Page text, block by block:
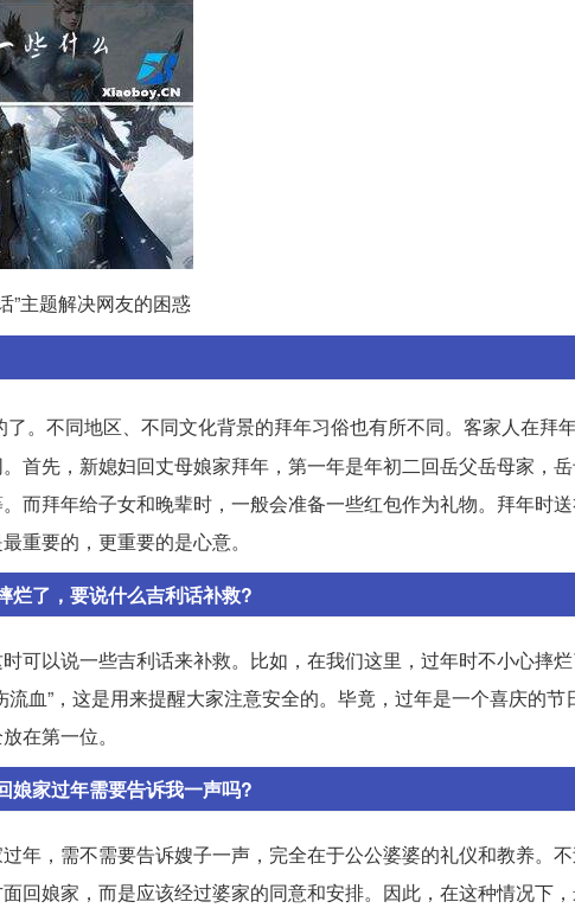
”主题解决网友的困惑
了。不同地区、不同文化背景的拜年习俗也有所不同。客家人在拜
首先，新媳妇回丈母娘家拜年，第一年是年初二回岳父岳母家，
而拜年给子女和晚辈时，一般会准备一些红包作为礼物。拜年时
重要的，更重要的是心意。
烂了，要说什么吉利话补救?
可以说一些吉利话来补救。比如，在我们这里，过年时不小心摔
血”，这是用来提醒大家注意安全的。毕竟，过年是一个喜庆的节
在第一位。
娘家过年需要告诉我一声吗?
年，需不需要告诉嫂子一声，完全在于公公婆婆的礼仪和教养。
回娘家，而是应该经过婆家的同意和安排。因此，在这种情况下